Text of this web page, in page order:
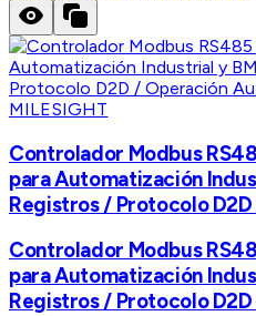
MILESIGHT
Controlador Modbus
para Automatización
Registros / Protocolo
Controlador Modbus
para Automatización
Registros / Protocolo